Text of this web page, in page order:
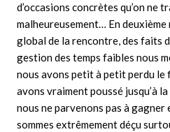
d’occasions concrètes qu’on ne
malheureusement… En
global de la rencontre, des faits
gestion des temps faibles nous
nous avons petit à petit perdu le
avons vraiment poussé jusqu’à
nous ne parvenons pas à
sommes extrêmement déçu